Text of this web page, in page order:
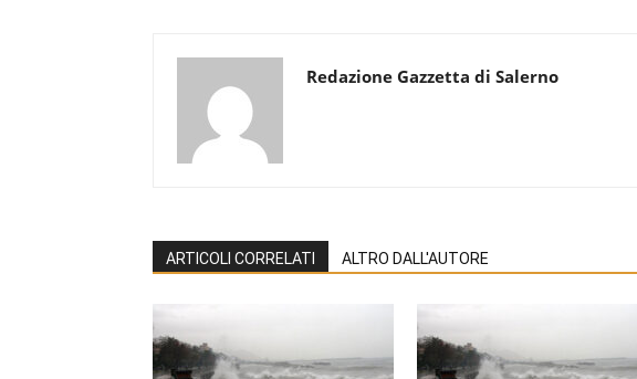
Redazione Gazzetta di Salerno
ARTICOLI CORRELATI ALTRO DALL'AUTORE